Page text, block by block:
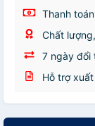
Thanh
Chất
7 ngày đổi
Hỗ trợ